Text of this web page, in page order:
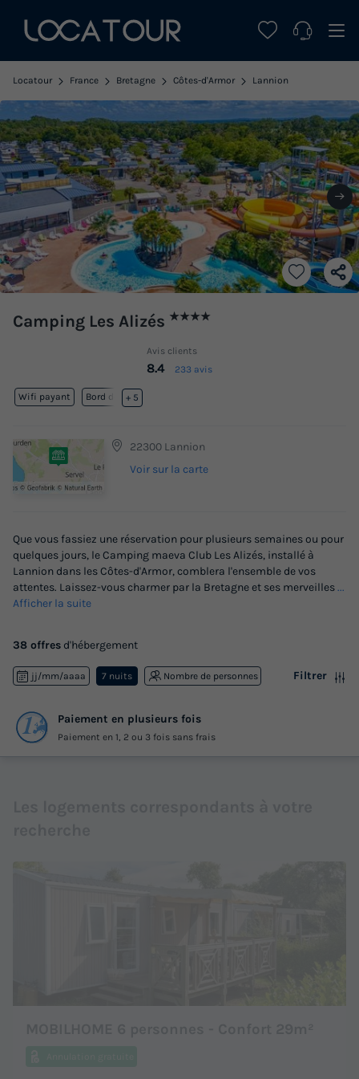
Locatour France Bretagne Côtes-d'Armor Lannion
Camping Les Alizés ★★★★
Avis clients
8.4 233 avis
Wifi payant Bord de mer
+ 5
22300 Lannion
Voir sur la carte
Que vous fassiez une réservation pour plusieurs semaines ou pour
quelques jours, le Camping maeva Club Les Alizés, installé à
Lannion dans les Côtes-d'Armor, comblera l'ensemble de vos
attentes. Laissez-vous charmer par la Bretagne et ses merveilles...
Afficher la suite
38 offres d'hébergement
jj/mm/aaaa 7 nuits Nombre de personnes Filtrer
Paiement en plusieurs fois
Paiement en 1, 2 ou 3 fois sans frais